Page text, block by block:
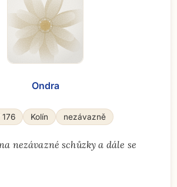
Ondra
Kolín nezávazně
nezávazné schůzky a dále se